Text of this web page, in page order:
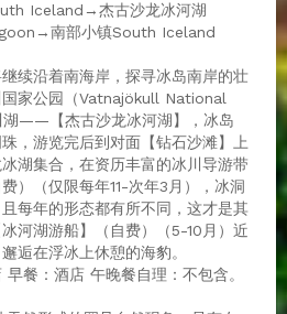
Iceland→杰古沙龙冰河湖
南部小镇South Iceland
续沿着南海岸，探寻冰岛南岸的壮
国家公园（Vatnajökull National
湖——【杰古沙龙冰河湖】，冰岛
，游览完后到对面【钻石沙滩】上
湖集合，在资历丰富的冰川导游带
）（仅限每年11-次年3月），冰洞
每年的形态都有所不同，这才是其
河湖游船】（自费）（5-10月）近
逅在浮冰上休憩的海豹。
餐：酒店 午晚餐自理：不包含。